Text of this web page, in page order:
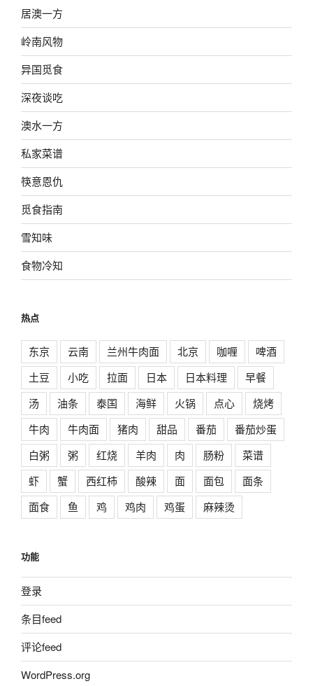
居澳一方
岭南风物
异国觅食
深夜谈吃
澳水一方
私家菜谱
筷意恩仇
觅食指南
雪知味
食物冷知
热点
东京 云南 兰州牛肉面 北京 咖喱
啤酒
土豆
小吃 拉面 日本 日本料理
早餐
汤
油条 泰国 海鲜 火锅 点心
烧烤
牛肉
牛肉面 猪肉 甜品 番茄
番茄炒蛋
白粥
粥 红烧 羊肉 肉 肠粉
菜谱
虾
蟹 西红柿 酸辣 面 面包
面条
面食
鱼 鸡 鸡肉 鸡蛋 麻辣烫
功能
登录
条目feed
评论feed
WordPress.org